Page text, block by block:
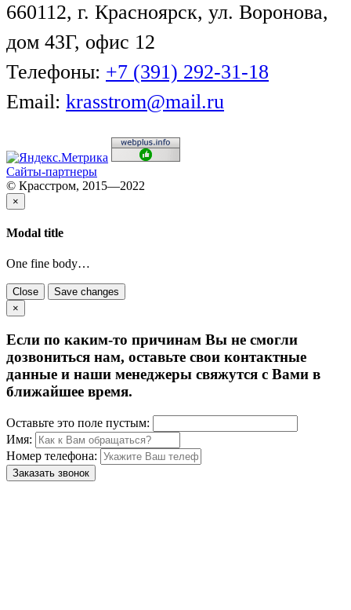
660112, г. Красноярск, ул. Воронова,
дом 43Г, офис 12
Телефоны: +7 (391) 292-31-18
Email: krasstrom@mail.ru
Сайты-партнеры
© Красстром, 2015—2022
×
Modal title
One fine body…
Close
Save changes
×
Если по каким-то причинам Вы не смогли
дозвониться нам, оставьте свои контактные
данные и наши менеджеры свяжутся с Вами в
ближайшее время.
Оставьте это поле пустым:
Имя:
Номер телефона:
Заказать звонок